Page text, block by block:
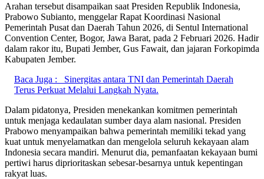
Arahan tersebut disampaikan saat Presiden Republik Indonesia,
Prabowo Subianto, menggelar Rapat Koordinasi Nasional
Pemerintah Pusat dan Daerah Tahun 2026, di Sentul International
Convention Center, Bogor, Jawa Barat, pada 2 Februari 2026. Hadir
dalam rakor itu, Bupati Jember, Gus Fawait, dan jajaran Forkopimda
Kabupaten Jember.
Baca Juga :
Sinergitas antara TNI dan Pemerintah Daerah
Terus Perkuat Melalui Langkah Nyata.
Dalam pidatonya, Presiden menekankan komitmen pemerintah
untuk menjaga kedaulatan sumber daya alam nasional. Presiden
Prabowo menyampaikan bahwa pemerintah memiliki tekad yang
kuat untuk menyelamatkan dan mengelola seluruh kekayaan alam
Indonesia secara mandiri. Menurut dia, pemanfaatan kekayaan bumi
pertiwi harus diprioritaskan sebesar-besarnya untuk kepentingan
rakyat luas.